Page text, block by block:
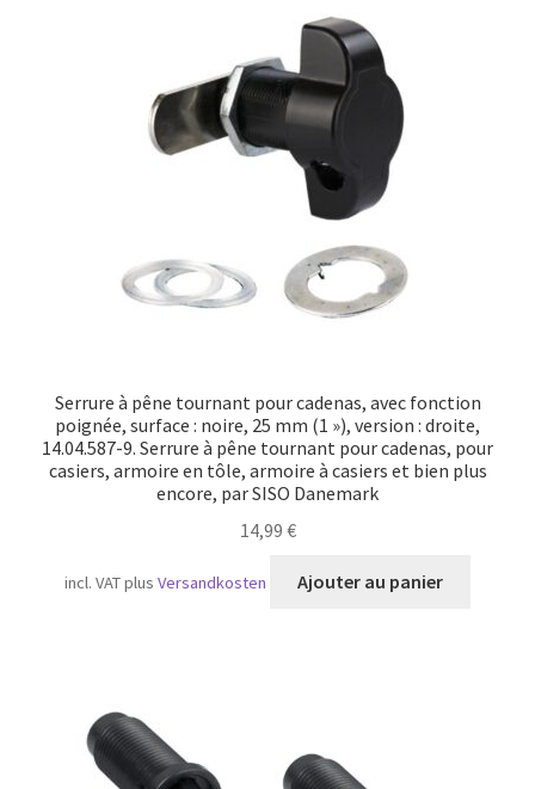
Serrure à pêne tournant pour cadenas, avec fonction
poignée, surface : noire, 25 mm (1 »), version : droite,
14.04.587-9. Serrure à pêne tournant pour cadenas, pour
casiers, armoire en tôle, armoire à casiers et bien plus
encore, par SISO Danemark
14,99 €
incl. VATplusVersandkosten Ajouter au panier